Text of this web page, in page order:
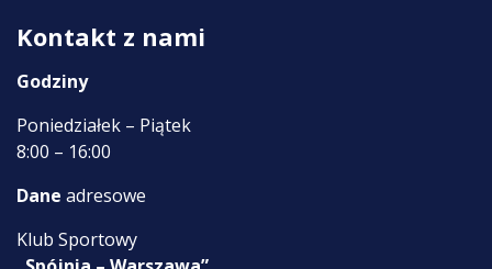
Kontakt z nami
Godziny
Poniedziałek – Piątek
8:00 – 16:00
Dane adresowe
Klub Sportowy